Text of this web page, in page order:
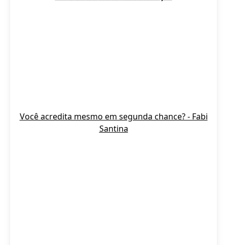
Você acredita mesmo em segunda chance? - Fabi
Santina